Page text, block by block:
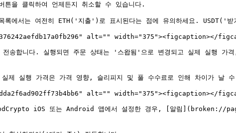
클릭하여 언제든지 취소할 수 있습니다.
에서는 여전히 ETH('지출')로 표시된다는 점에 유의하세요. USDT('
alt="" width="375"><figcaption></
전송합니다. 실행되면 주문 상태는 '스왑됨'으로 변경되고 실제 실행
제 실행 가격은 가격 영향, 슬리피지 및 풀 수수료로 인해 차이가 날 수
alt="" width="375"><figcaption></
iOS 또는 Android 앱에서 설정한 경우, [알림](broken://